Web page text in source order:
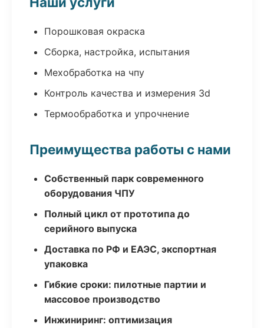
Порошковая окраска
Сборка, настройка, испытания
Мехобработка на чпу
Контроль качества и измерения 3d
Термообработка и упрочнение
Преимущества работы с нами
Собственный парк современного
оборудования ЧПУ
Полный цикл от прототипа до
серийного выпуска
Доставка по РФ и ЕАЭС, экспортная
упаковка
Гибкие сроки: пилотные партии и
массовое производство
Инжиниринг: оптимизация